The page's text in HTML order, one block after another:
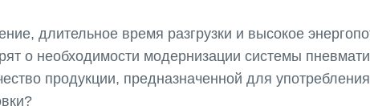
длительное время разгрузки и высокое
о необходимости модернизации системы
продукции, предназначенной для